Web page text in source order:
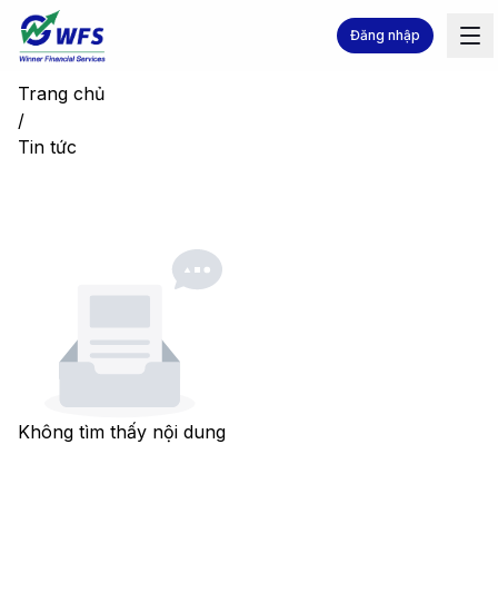
Đăng nhập
Trang chủ
/
Tin tức
Không tìm thấy nội dung